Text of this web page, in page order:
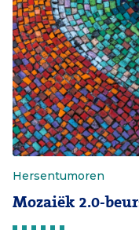
Hersentumoren
Mozaiëk 2.0-